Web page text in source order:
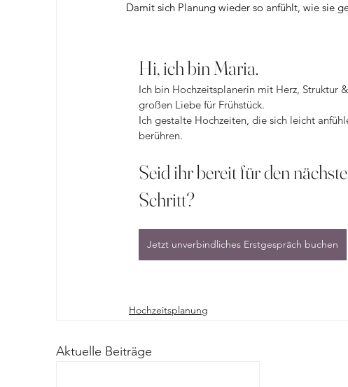
Damit sich Planung wieder so anfühlt, wie sie
Hi, ich bin Maria.
Ich bin Hochzeitsplanerin mit Herz, Struktur
großen Liebe für Frühstück.
Ich gestalte Hochzeiten, die sich leicht
berühren.
Seid ihr bereit für den
Schritt?
Jetzt unverbindliches Erstgespräch buchen
Hochzeitsplanung
Aktuelle Beiträge